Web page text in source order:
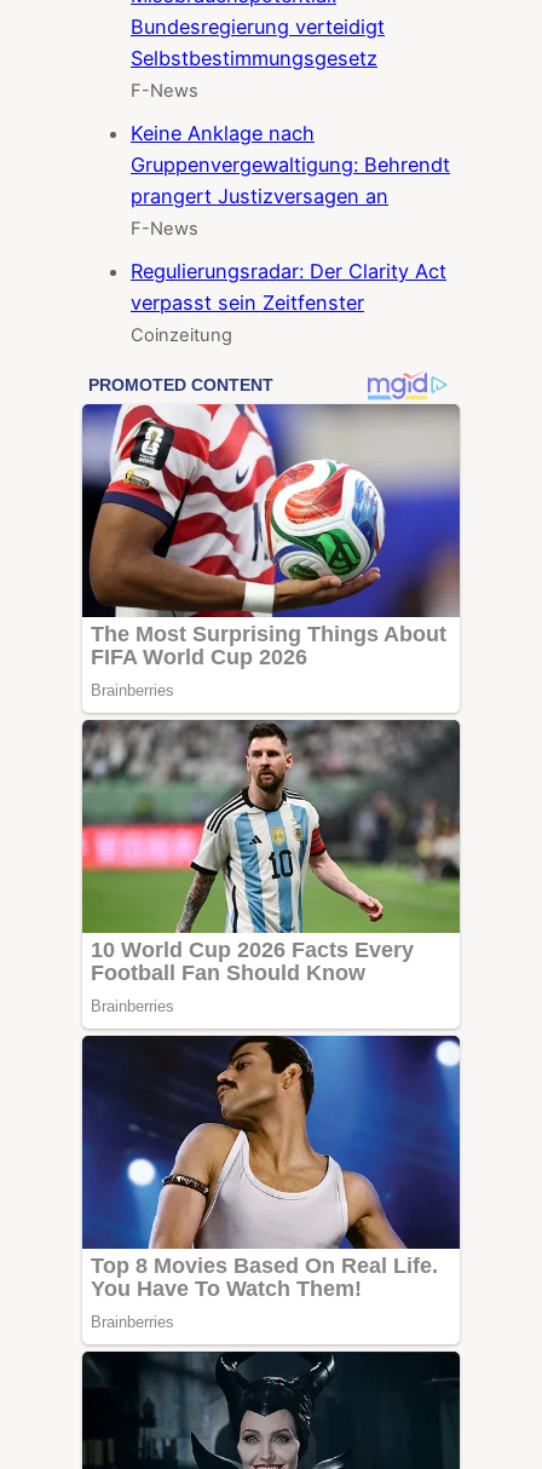
Bundesregierung verteidigt
Selbstbestimmungsgesetz
F-News
Keine Anklage nach
Gruppenvergewaltigung: Behrendt
prangert Justizversagen an
F-News
Regulierungsradar: Der Clarity Act
verpasst sein Zeitfenster
Coinzeitung